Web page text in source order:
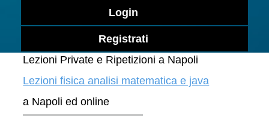
Login
Registrati
Lezioni Private e Ripetizioni a Napoli
Lezioni fisica analisi matematica e java
a Napoli ed online